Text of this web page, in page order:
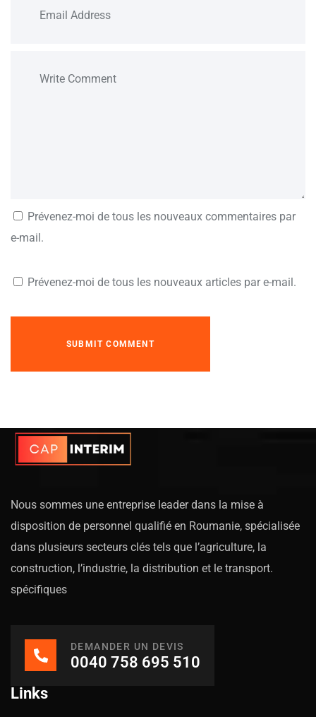
Prévenez-moi de tous les nouveaux commentaires par
e-mail.
Prévenez-moi de tous les nouveaux articles par e-mail.
Nous sommes une entreprise leader dans la mise à
disposition de personnel qualifié en Roumanie, spécialisée
dans plusieurs secteurs clés tels que l’agriculture, la
construction, l’industrie, la distribution et le transport.
spécifiques
DEMANDER UN DEVIS
0040 758 695 510
Links